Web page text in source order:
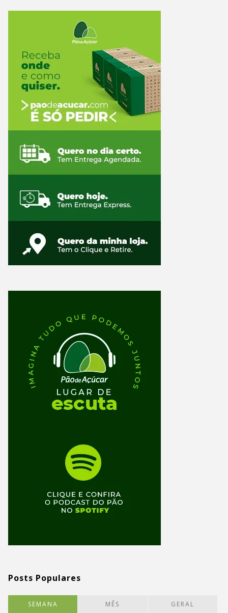
Posts Populares
SEMANA MÊS GERAL